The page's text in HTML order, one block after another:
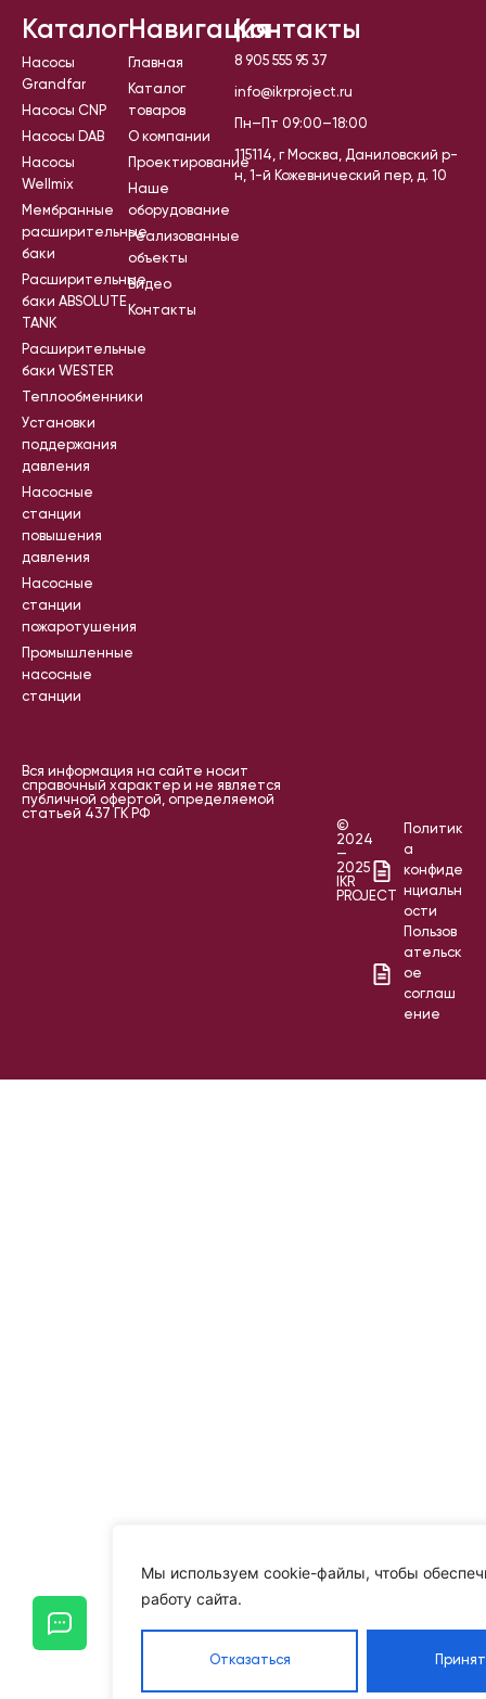
Мы используем cookie-файлы, чтобы
работу сайта.
Отказаться
Каталог
Насосы
Grandfar
Насосы CNP
Насосы DAB
Насосы
Wellmix
Мембранные
расширительные
баки
Расширительные
баки ABSOLUTE
TANK
Расширительные
баки WESTER
Теплообменники
Установки
поддержания
давления
Насосные
станции
повышения
давления
Насосные
станции
пожаротушения
Промышленные
насосные
станции
Навигация
Главная
Каталог
товаров
О компании
Проектирование
Наше
оборудование
Реализованные
объекты
Видео
Контакты
Контакты
8 905 555 95 37
info@ikrproject.ru
Пн–Пт 09:00–18:00
115114, г Москва, Даниловский р-
н, 1-й Кожевнический пер, д. 10
Вся информация на сайте носит
справочный характер и не является
публичной офертой, определяемой
статьей 437 ГК РФ
©
2024
—
2025
IKR
PROJECT
Политик
а
конфиде
нциальн
ости
Пользов
ательск
ое
соглаш
ение